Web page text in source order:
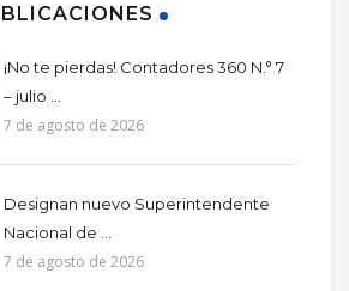
¡No te pierdas! Contadores 360 N.° 7
– julio ...
7 de agosto de 2026
Designan nuevo Superintendente
Nacional de ...
7 de agosto de 2026